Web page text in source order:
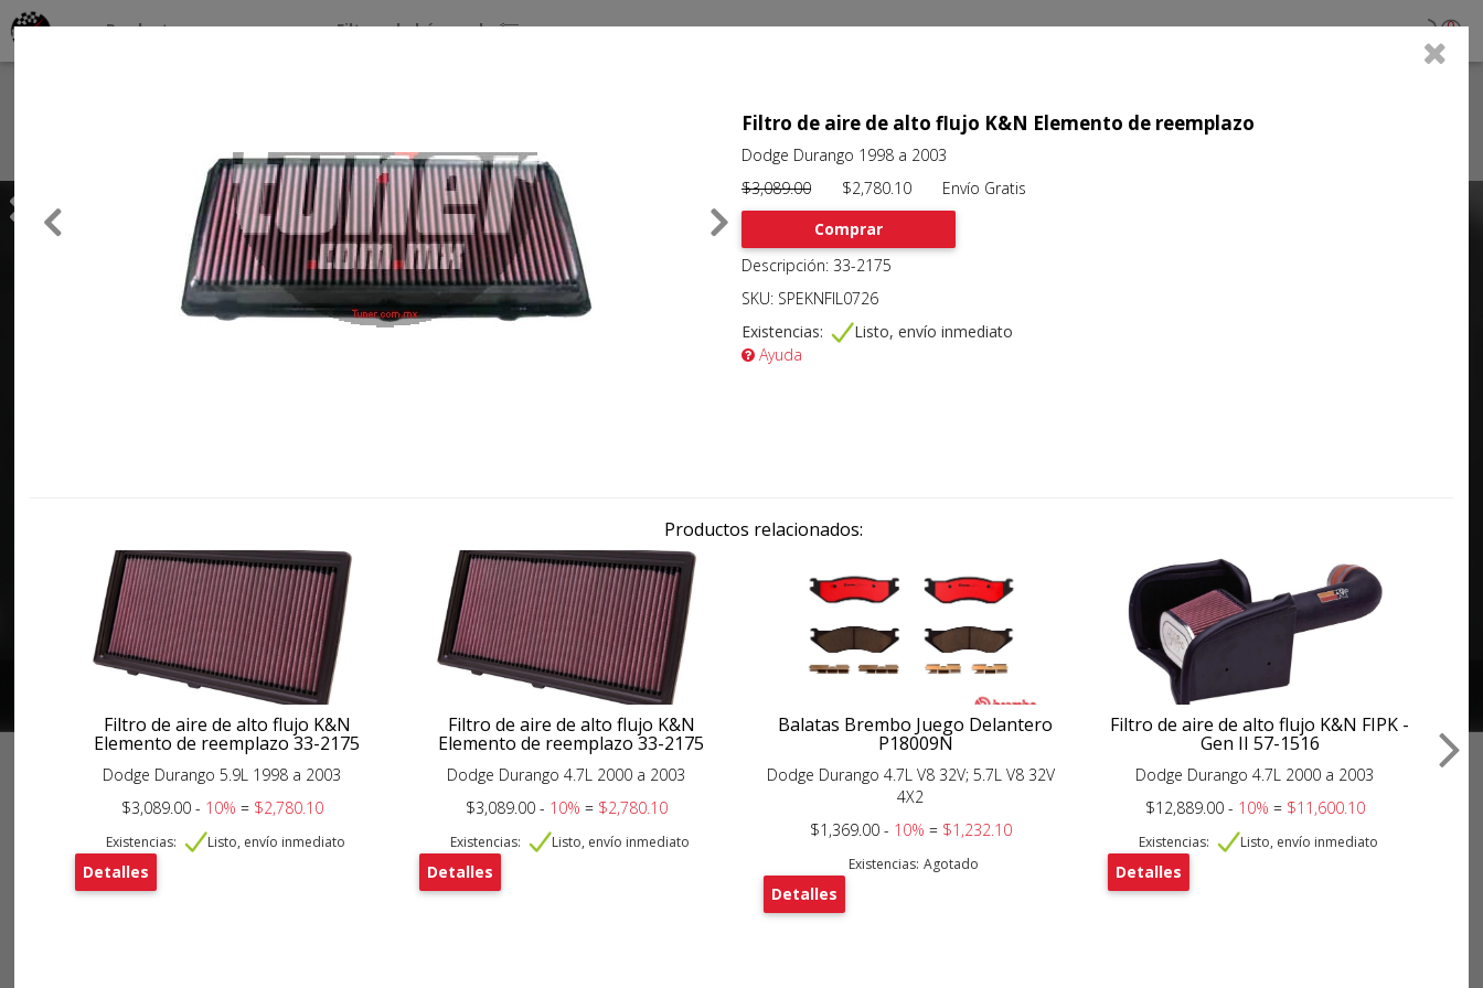
Clients
Productos por marcas Filtros de búsqueda 0
Previous
Filtro de aire de alto flujo K&N Elemento de reemplazo
Dodge Durango 1998 a 2003
$3,089.00$2,780.10 Envío Gratis
Comprar
Descripción: 33-2175
SKU: SPEKNFIL0726
Existencias:
Listo, envío inmediato
Ayuda
Productos relacionados:
Filtro de aire de alto flujo K&N
Elemento de reemplazo 33-2175
Dodge Durango 5.9L 1998 a 2003
$3,089.00 - 10% = $2,780.10
Existencias: Listo, envío inmediato
Detalles
Filtro de aire de alto flujo K&N
Elemento de reemplazo 33-2175
Dodge Durango 4.7L 2000 a 2003
$3,089.00 - 10% = $2,780.10
Existencias: Listo, envío inmediato
Detalles
Balatas Brembo Juego Delantero
P18009N
Dodge Durango 4.7L V8 32V; 5.7L V8 32V
4X2
$1,369.00 - 10% = $1,232.10
Existencias: Agotado
Detalles
Filtro de aire de alto flujo K&N FIPK -
Gen II 57-1516
Dodge Durango 4.7L 2000 a 2003
$12,889.00 - 10% = $11,600.10
Existencias: Listo, envío inmediato
Detalles